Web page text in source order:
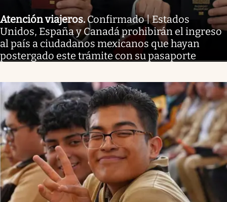
Atención viajeros.Confirmado | Estados
Unidos, España y Canadá prohibirán el ingreso
al país a ciudadanos mexicanos que hayan
postergado este trámite con su pasaporte